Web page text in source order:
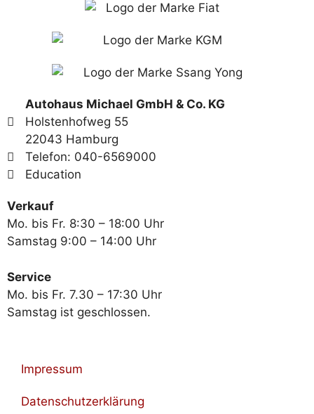
Autohaus Michael GmbH & Co. KG
Holstenhofweg 55
22043 Hamburg
Telefon: 040-6569000
Education
Verkauf
Mo. bis Fr. 8:30 – 18:00 Uhr
Samstag 9:00 – 14:00 Uhr
Service
Mo. bis Fr. 7.30 – 17:30 Uhr
Samstag ist geschlossen.
Impressum
Datenschutzerklärung